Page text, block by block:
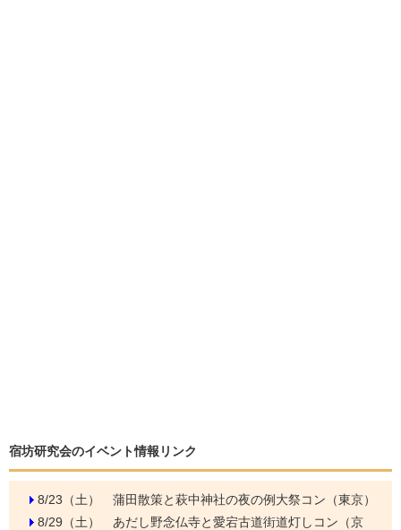
宿坊研究会のイベント情報リンク
8/23（土） 蒲田散策と萩中神社の夜の例大祭コン（東京）
8/29（土） あだし野念仏寺と愛宕古道街道灯しコン（京